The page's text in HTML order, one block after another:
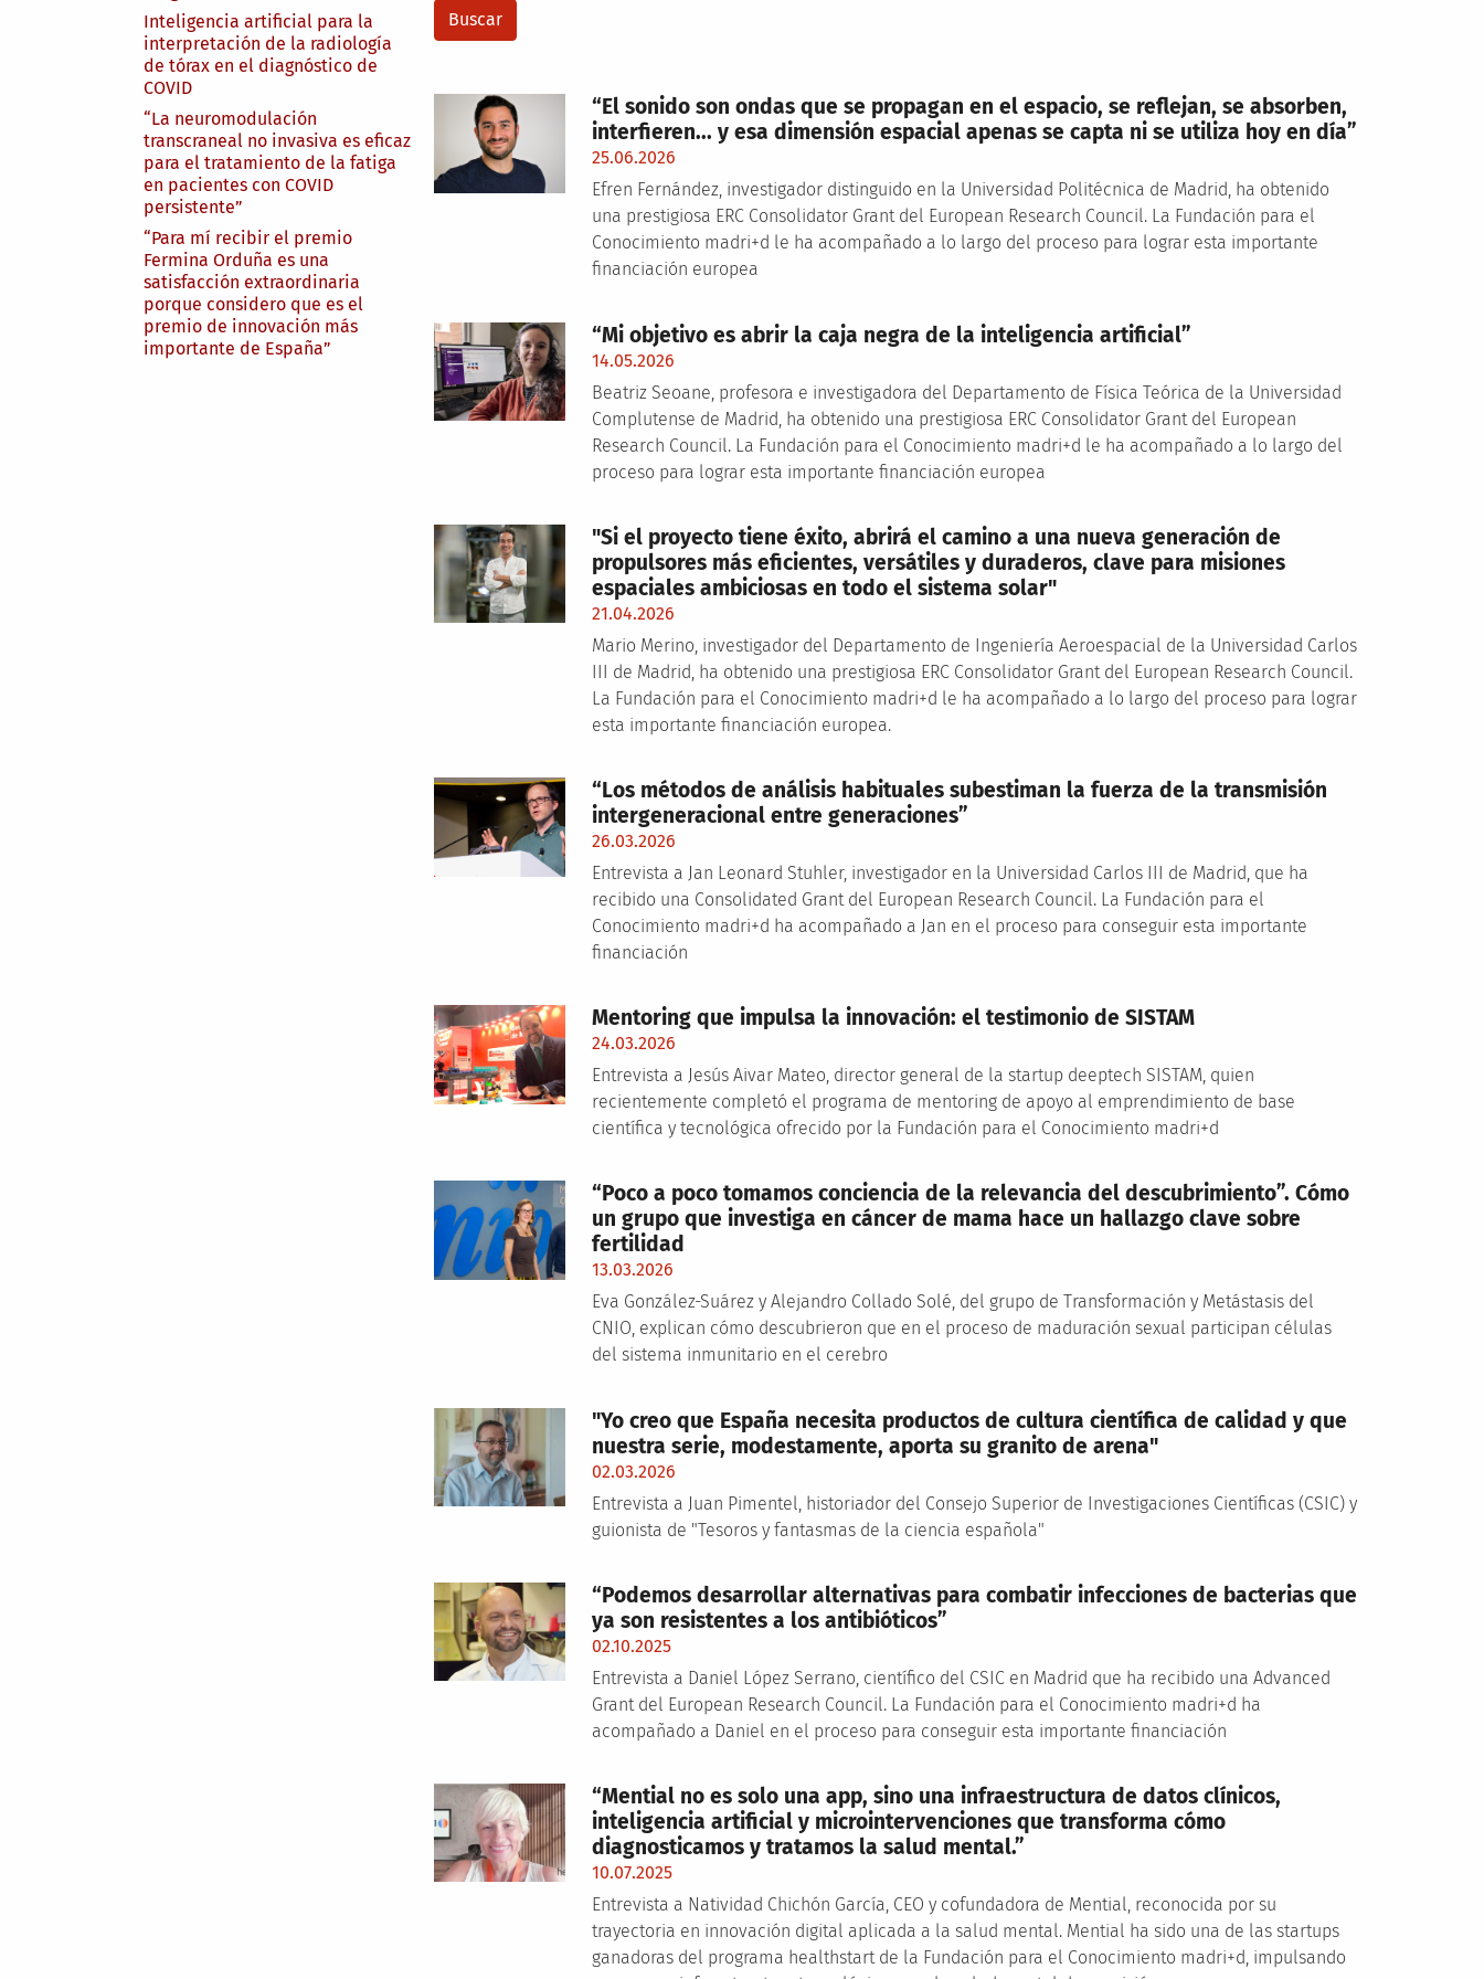
Inteligencia artificial para la
interpretación de la radiología
de tórax en el diagnóstico de
COVID
“La neuromodulación
transcraneal no invasiva es eficaz
para el tratamiento de la fatiga
en pacientes con COVID
persistente”
“Para mí recibir el premio
Fermina Orduña es una
satisfacción extraordinaria
porque considero que es el
premio de innovación más
importante de España”
“El sonido son ondas que se propagan en el espacio, se reflejan, se absorben,
interfieren... y esa dimensión espacial apenas se capta ni se utiliza hoy en día”
25.06.2026
Efren Fernández, investigador distinguido en la Universidad Politécnica de Madrid, ha obtenido
una prestigiosa ERC Consolidator Grant del European Research Council. La Fundación para el
Conocimiento madri+d le ha acompañado a lo largo del proceso para lograr esta importante
financiación europea
“Mi objetivo es abrir la caja negra de la inteligencia artificial”
14.05.2026
Beatriz Seoane, profesora e investigadora del Departamento de Física Teórica de la Universidad
Complutense de Madrid, ha obtenido una prestigiosa ERC Consolidator Grant del European
Research Council. La Fundación para el Conocimiento madri+d le ha acompañado a lo largo del
proceso para lograr esta importante financiación europea
"Si el proyecto tiene éxito, abrirá el camino a una nueva generación de
propulsores más eficientes, versátiles y duraderos, clave para misiones
espaciales ambiciosas en todo el sistema solar"
21.04.2026
Mario Merino, investigador del Departamento de Ingeniería Aeroespacial de la Universidad Carlos
III de Madrid, ha obtenido una prestigiosa ERC Consolidator Grant del European Research Council.
La Fundación para el Conocimiento madri+d le ha acompañado a lo largo del proceso para lograr
esta importante financiación europea.
“Los métodos de análisis habituales subestiman la fuerza de la transmisión
intergeneracional entre generaciones”
26.03.2026
Entrevista a Jan Leonard Stuhler, investigador en la Universidad Carlos III de Madrid, que ha
recibido una Consolidated Grant del European Research Council. La Fundación para el
Conocimiento madri+d ha acompañado a Jan en el proceso para conseguir esta importante
financiación
Mentoring que impulsa la innovación: el testimonio de SISTAM
24.03.2026
Entrevista a Jesús Aivar Mateo, director general de la startup deeptech SISTAM, quien
recientemente completó el programa de mentoring de apoyo al emprendimiento de base
científica y tecnológica ofrecido por la Fundación para el Conocimiento madri+d
“Poco a poco tomamos conciencia de la relevancia del descubrimiento”. Cómo
un grupo que investiga en cáncer de mama hace un hallazgo clave sobre
fertilidad
13.03.2026
Eva González-Suárez y Alejandro Collado Solé, del grupo de Transformación y Metástasis del
CNIO, explican cómo descubrieron que en el proceso de maduración sexual participan células
del sistema inmunitario en el cerebro
"Yo creo que España necesita productos de cultura científica de calidad y que
nuestra serie, modestamente, aporta su granito de arena"
02.03.2026
Entrevista a Juan Pimentel, historiador del Consejo Superior de Investigaciones Científicas (CSIC) y
guionista de "Tesoros y fantasmas de la ciencia española"
“Podemos desarrollar alternativas para combatir infecciones de bacterias que
ya son resistentes a los antibióticos”
02.10.2025
Entrevista a Daniel López Serrano, científico del CSIC en Madrid que ha recibido una Advanced
Grant del European Research Council. La Fundación para el Conocimiento madri+d ha
acompañado a Daniel en el proceso para conseguir esta importante financiación
“Mential no es solo una app, sino una infraestructura de datos clínicos,
inteligencia artificial y microintervenciones que transforma cómo
diagnosticamos y tratamos la salud mental.”
10.07.2025
Entrevista a Natividad Chichón García, CEO y cofundadora de Mential, reconocida por su
trayectoria en innovación digital aplicada a la salud mental. Mential ha sido una de las startups
ganadoras del programa healthstart de la Fundación para el Conocimiento madri+d, impulsando